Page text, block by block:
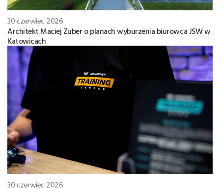
30 czerwiec 2026
Architekt Maciej Zuber o planach wyburzenia biurowca JSW w
Katowicach
30 czerwiec 2026